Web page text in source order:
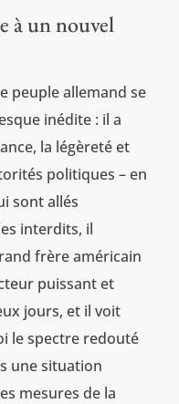
à un nouvel
peuple allemand se
inédite : il a
la légèreté et
politiques – en
sont allés
interdits, il
frère américain
puissant et
jours, et il voit
le spectre redouté
une situation
mesures de la